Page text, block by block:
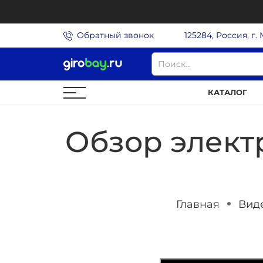
Обратный звонок 125284, Россия,
КАТАЛОГ
Обзор
Главная